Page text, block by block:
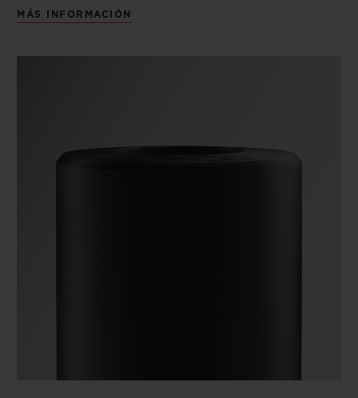
MÁS INFORMACIÓN